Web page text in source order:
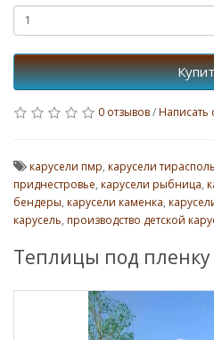
0 отзывов/Написать
карусели пмр, карусели тирасполь
приднестровье, карусели рыбница,
бендеры, карусели каменка,
карусель, производство детской
Теплицы под пленку